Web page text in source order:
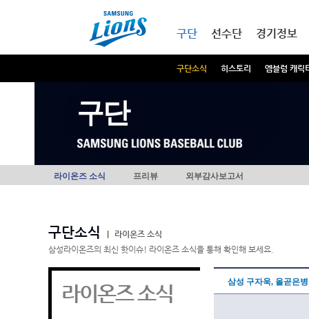
구단
구단소식 히스토리 엠블럼 캐릭
선수단 경기정보
구단
라이온즈 소식 프리뷰 외부감사보고서
구단소식
라이온즈 소식
삼성라이온즈의 최신 핫이슈! 라이온즈 소식을 통해 확인해 보세요.
라이온즈 소식 삼성 구자욱, 올곧은